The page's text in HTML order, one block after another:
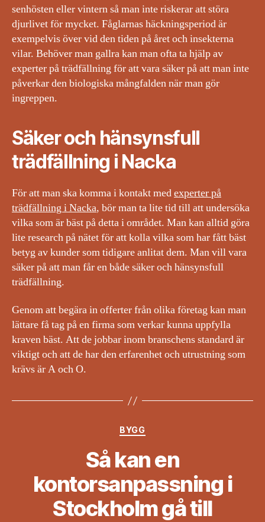
senhösten eller vintern så man inte riskerar att störa
djurlivet för mycket. Fåglarnas häckningsperiod är
exempelvis över vid den tiden på året och insekterna
vilar. Behöver man gallra kan man ofta ta hjälp av
experter på trädfällning för att vara säker på att man inte
påverkar den biologiska mångfalden när man gör
ingreppen.
Säker och hänsynsfull
trädfällning i Nacka
För att man ska komma i kontakt medexperter på
trädfällning i Nacka, bör man ta lite tid till att undersöka
vilka som är bäst på detta i området. Man kan alltid göra
lite research på nätet för att kolla vilka som har fått bäst
betyg av kunder som tidigare anlitat dem. Man vill vara
säker på att man får en både säker och hänsynsfull
trädfällning.
Genom att begära in offerter från olika företag kan man
lättare få tag på en firma som verkar kunna uppfylla
kraven bäst. Att de jobbar inom branschens standard är
viktigt och att de har den erfarenhet och utrustning som
krävs är A och O.
Kategorier
BYGG
Så kan en
kontorsanpassning i
Stockholm gå till